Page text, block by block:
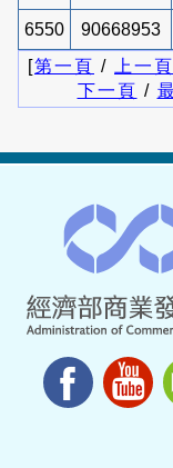
6550 90668953
[第一頁 / 上一頁
下一頁 /